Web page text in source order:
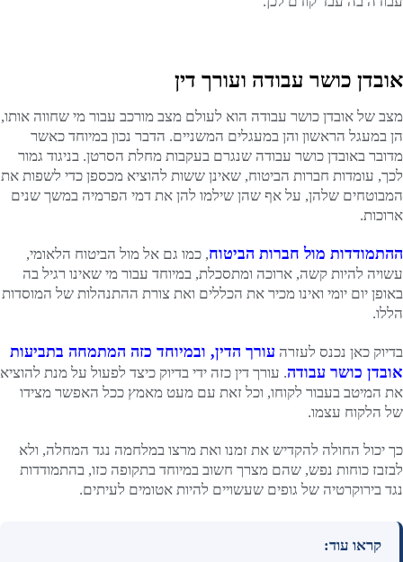
אובדן כושר עבודה ועורך דין
מצב של אובדן כושר עבודה הוא לעולם מצב מורכב עבור מי שחווה אותו,
הן במעגל הראשון והן במעגלים המשניים. הדבר נכון במיוחד כאשר
מדובר באובדן כושר עבודה שנגרם בעקבות מחלת הסרטן. בניגוד גמור
לכך, עומדות חברות הביטוח, שאינן ששות להוציא מכספן כדי לשפות את
המבוטחים שלהן, על אף שהן שילמו להן את דמי הפרמיה במשך שנים
ארוכות.
ההתמודדות מול חברות הביטוח, כמו גם אל מול הביטוח הלאומי,
עשויה להיות קשה, ארוכה ומתסכלת, במיוחד עבור מי שאינו רגיל בה
באופן יום יומי ואינו מכיר את הכללים ואת צורת ההתנהלות של המוסדות
הללו.
בדיוק כאן נכנס לעזרה עורך הדין, ובמיוחד כזה המתמחה בתביעות
אובדן כושר עבודה. עורך דין כזה ידי בדיוק כיצד לפעול על מנת להוציא
את המיטב בעבור לקוחו, וכל זאת עם מעט מאמץ ככל האפשר מצידו
של הלקוח עצמו.
כך יכול החולה להקדיש את זמנו ואת מרצו במלחמה נגד המחלה, ולא
לבזבז כוחות נפש, שהם מצרך חשוב במיוחד בתקופה כזו, בהתמודדות
נגד בירוקרטיה של גופים שעשויים להיות אטומים לעיתים.
קראו עוד: